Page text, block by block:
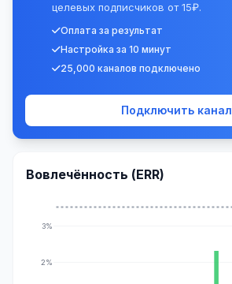
целевых подписчиков от 15₽.
Оплата за результат
Настройка за 10 минут
25,000 каналов подключено
Подключить канал
Вовлечённость (ERR)
2%
3%